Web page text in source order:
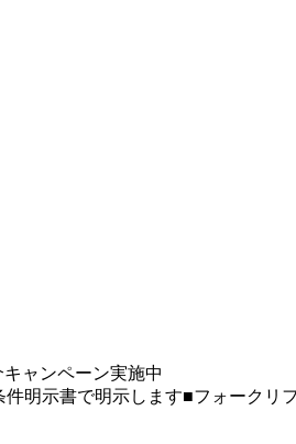
ャンペーン実施中
明示書で明示します■フォークリ